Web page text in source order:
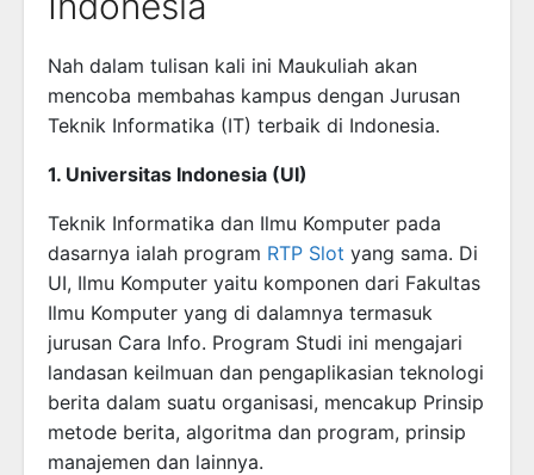
Nah dalam tulisan kali ini Maukuliah akan
mencoba membahas kampus dengan Jurusan
Teknik Informatika (IT) terbaik di Indonesia.
1. Universitas Indonesia (UI)
Teknik Informatika dan Ilmu Komputer pada
dasarnya ialah program RTP Slot yang sama. Di
UI, Ilmu Komputer yaitu komponen dari Fakultas
Ilmu Komputer yang di dalamnya termasuk
jurusan Cara Info. Program Studi ini mengajari
landasan keilmuan dan pengaplikasian teknologi
berita dalam suatu organisasi, mencakup Prinsip
metode berita, algoritma dan program, prinsip
manajemen dan lainnya.